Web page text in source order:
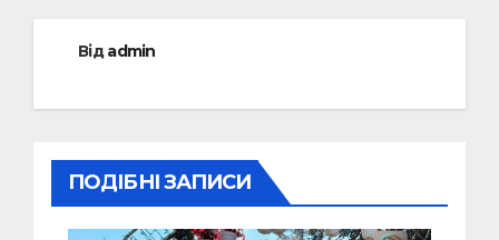
Відadmin
ПОДІБНІ ЗАПИСИ